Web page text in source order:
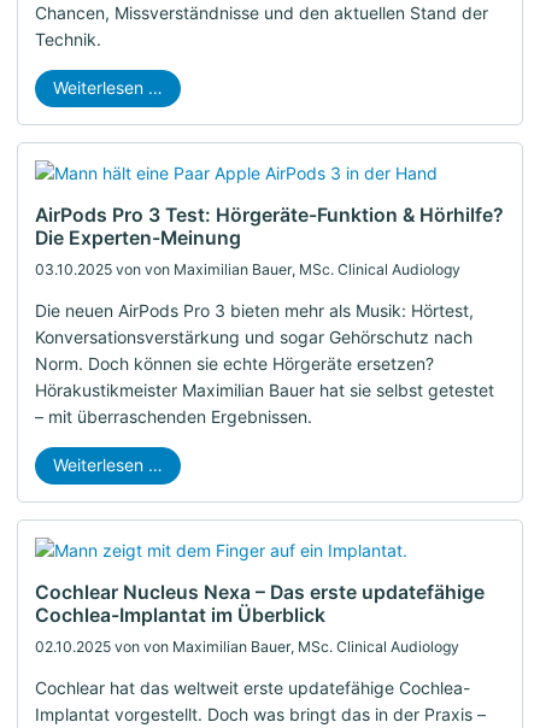
Chancen, Missverständnisse und den aktuellen Stand der
Technik.
Weiterlesen …
03.10.2025 von von Maximilian Bauer, MSc. Clinical Audiology
AirPods Pro 3 Test: Hörgeräte-Funktion & Hörhilfe?
Die Experten-Meinung
Die neuen AirPods Pro 3 bieten mehr als Musik: Hörtest,
Konversationsverstärkung und sogar Gehörschutz nach
Norm. Doch können sie echte Hörgeräte ersetzen?
Hörakustikmeister Maximilian Bauer hat sie selbst getestet
– mit überraschenden Ergebnissen.
Weiterlesen …
02.10.2025 von von Maximilian Bauer, MSc. Clinical Audiology
Cochlear Nucleus Nexa – Das erste updatefähige
Cochlea-Implantat im Überblick
Cochlear hat das weltweit erste updatefähige Cochlea-
Implantat vorgestellt. Doch was bringt das in der Praxis –